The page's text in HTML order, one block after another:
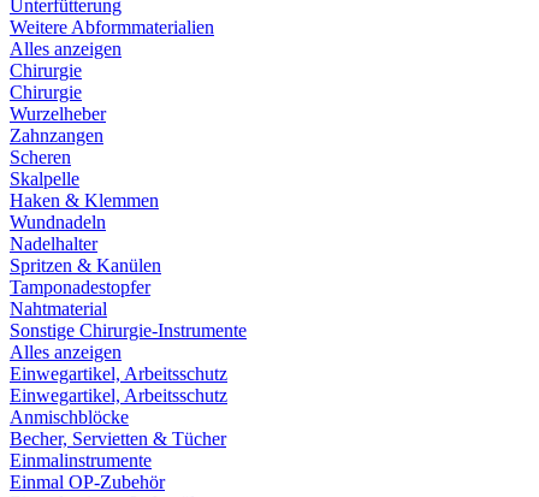
Unterfütterung
Weitere Abformmaterialien
Alles anzeigen
Chirurgie
Chirurgie
Wurzelheber
Zahnzangen
Scheren
Skalpelle
Haken & Klemmen
Wundnadeln
Nadelhalter
Spritzen & Kanülen
Tamponadestopfer
Nahtmaterial
Sonstige Chirurgie-Instrumente
Alles anzeigen
Einwegartikel, Arbeitsschutz
Einwegartikel, Arbeitsschutz
Anmischblöcke
Becher, Servietten & Tücher
Einmalinstrumente
Einmal OP-Zubehör